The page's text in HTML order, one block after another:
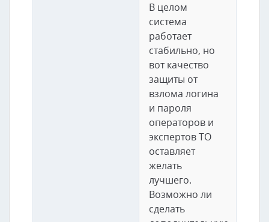
В целом
система
работает
стабильно, но
вот качество
защиты от
взлома логина
и пароля
операторов и
экспертов ТО
оставляет
желать
лучшего.
Возможно ли
сделать